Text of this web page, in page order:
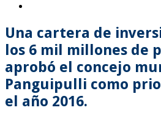
Una cartera de
los 6 mil millones de
aprobó el concejo
Panguipulli como
el año 2016.